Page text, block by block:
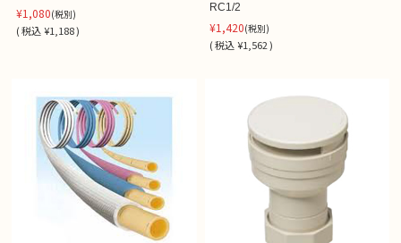
¥1,080(税別)
(税込¥1,188 )
RC1/2
¥1,420(税別)
(税込 ¥1,562 )